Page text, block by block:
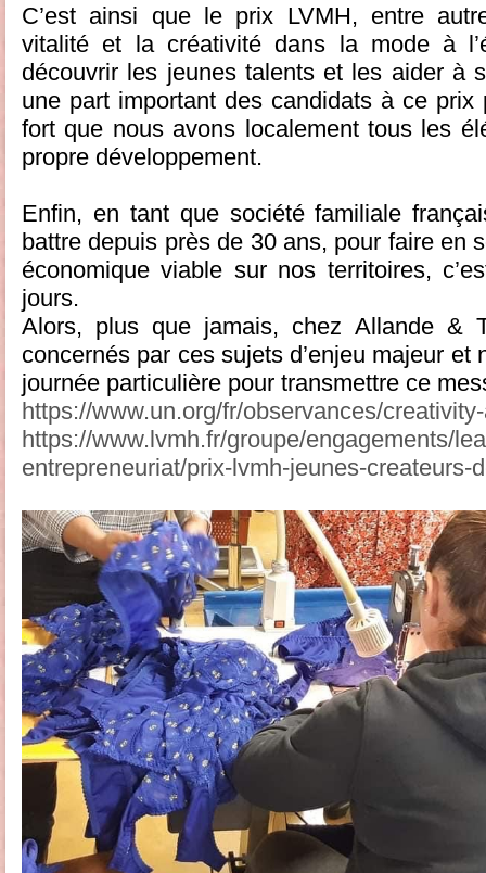
C’est ainsi que le prix LVMH, entre
vitalité et la créativité dans la mode à
découvrir les jeunes talents et les aider à
une part important des candidats à ce prix
fort que nous avons localement tous les
propre développement.
Enfin, en tant que société familiale
battre depuis près de 30 ans, pour faire en
économique viable sur nos territoires,
jours.
Alors, plus que jamais, chez Allande &
concernés par ces sujets d’enjeu majeur
journée particulière pour transmettre ce
https://www.un.org/fr/observances/
https://www.lvmh.fr/groupe/engagements/
entrepreneuriat/prix-lvmh-jeunes-createurs-